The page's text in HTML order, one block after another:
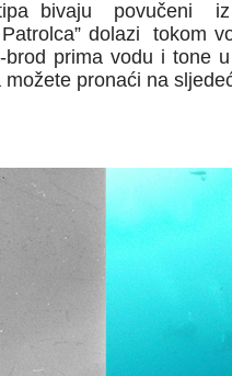
bivaju povučeni
Patrolca” dolazi tokom
prima vodu i tone
pronaći na